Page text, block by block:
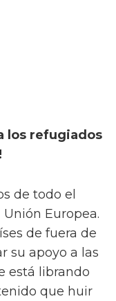
los refugiados
de todo el
Europea.
de fuera de
su apoyo a las
está librando
que huir